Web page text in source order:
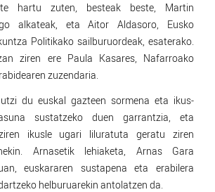
hartu zuten, besteak beste, Martin
alkateak, eta Aitor Aldasoro, Eusko
Politikako sailburuordeak, esaterako.
ziren ere Paula Kasares, Nafarroako
zuzendaria.
du euskal gazteen sormena eta ikus-
sustatzeko duen garrantzia, eta
ikusle ugari liluratuta geratu ziren
Arnasetik lehiaketa, Arnas Gara
euskararen sustapena eta erabilera
helburuarekin antolatzen da.